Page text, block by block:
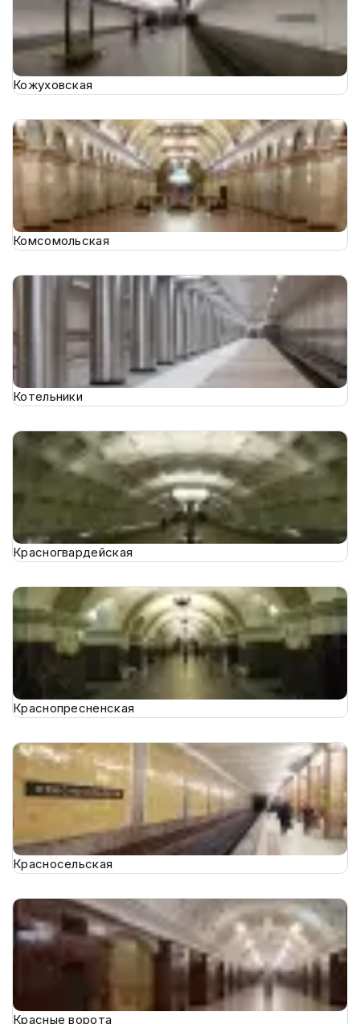
Кожуховская
Комсомольская
Котельники
Красногвардейская
Краснопресненская
Красносельская
Красные ворота